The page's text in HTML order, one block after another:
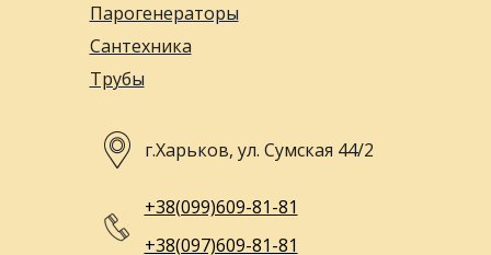
Парогенераторы
Сантехника
Трубы
г.Харьков, ул. Сумская 44/2
+38(099)609-81-81
+38(097)609-81-81